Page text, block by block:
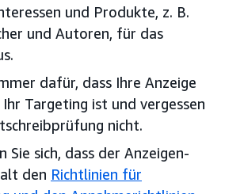
und Produkte, z. B.
und Autoren, für das
dafür, dass Ihre Anzeige
Targeting ist und vergessen
nicht.
Sie sich, dass der Anzeigen-
den Richtlinien für